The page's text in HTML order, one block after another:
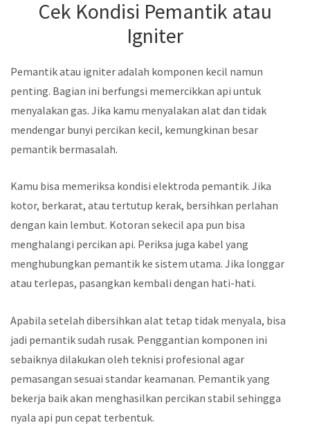
Cek Kondisi Pemantik atau
Igniter
Pemantik atau igniter adalah komponen kecil namun
penting. Bagian ini berfungsi memercikkan api untuk
menyalakan gas. Jika kamu menyalakan alat dan tidak
mendengar bunyi percikan kecil, kemungkinan besar
pemantik bermasalah.
Kamu bisa memeriksa kondisi elektroda pemantik. Jika
kotor, berkarat, atau tertutup kerak, bersihkan perlahan
dengan kain lembut. Kotoran sekecil apa pun bisa
menghalangi percikan api. Periksa juga kabel yang
menghubungkan pemantik ke sistem utama. Jika longgar
atau terlepas, pasangkan kembali dengan hati-hati.
Apabila setelah dibersihkan alat tetap tidak menyala, bisa
jadi pemantik sudah rusak. Penggantian komponen ini
sebaiknya dilakukan oleh teknisi profesional agar
pemasangan sesuai standar keamanan. Pemantik yang
bekerja baik akan menghasilkan percikan stabil sehingga
nyala api pun cepat terbentuk.